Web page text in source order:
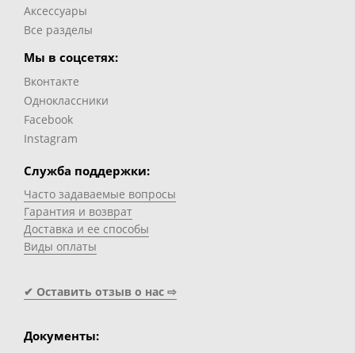
Аксессуары
Все разделы
Мы в соцсетях:
Вконтакте
Одноклассники
Facebook
Instagram
Служба поддержки:
Часто задаваемые вопросы
Гарантия и возврат
Доставка и ее способы
Виды оплаты
✔ Оставить отзыв о нас ⇨
Документы: